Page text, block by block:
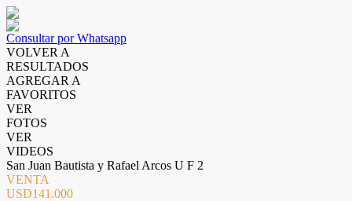
Consultar por Whatsapp
VOLVER A
RESULTADOS
AGREGAR A
FAVORITOS
VER
FOTOS
VER
VIDEOS
San Juan Bautista y Rafael Arcos U F 2
VENTA
USD141.000